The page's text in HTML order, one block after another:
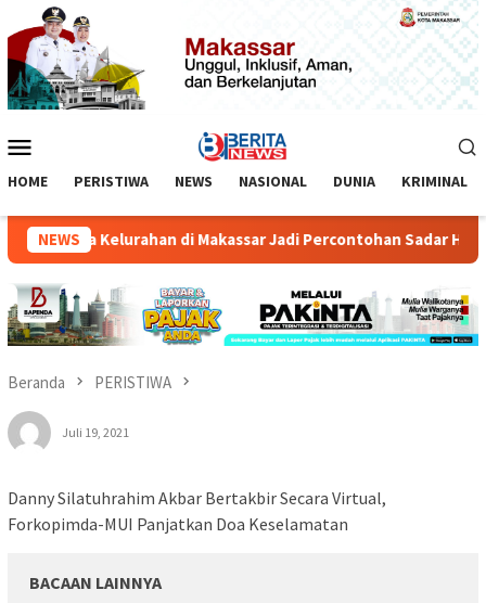
Loncat
ke
konten
Mobile
HOME PERISTIWA NEWS NASIONAL DUNIA KRIMINAL
NEWS
Dua Kelurahan di Makassar Jadi Percontohan Sadar HAM
Beranda PERISTIWA
Juli 19, 2021
Danny Silatuhrahim Akbar Bertakbir Secara Virtual,
Forkopimda-MUI Panjatkan Doa Keselamatan
BACAAN LAINNYA